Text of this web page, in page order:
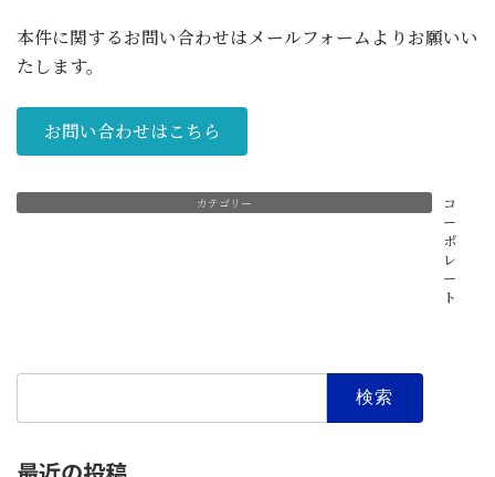
本件に関するお問い合わせはメールフォームよりお願いい
たします。
お問い合わせはこちら
カテゴリー
コ
ー
ポ
レ
ー
ト